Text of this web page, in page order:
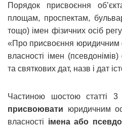
Порядок присвоєння
площам, проспектам,
тощо) імен фізичних осіб
«Про присвоєння юридичним
власності імен
та святкових дат, назв і дат
Частиною шостою статті
присвоювати юридичним
власності імена або